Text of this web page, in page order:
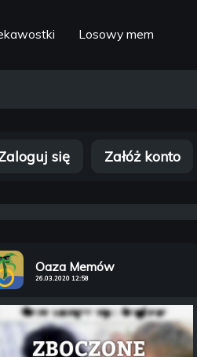
Losowy mem
się Załóż konto
Oaza Memów
26.03.2020 12:58